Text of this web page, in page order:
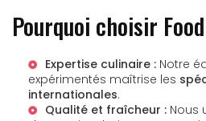
Pourquoi choisir
Expertise culinaire : Notre
expérimentés maîtrise les
internationales.
Qualité et fraîcheur : Nous